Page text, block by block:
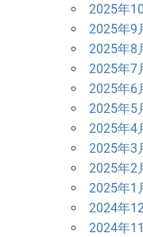
2025年
2025年9
2025年8
2025年7
2025年6
2025年5
2025年4
2025年3
2025年2
2025年1
2024年
2024年